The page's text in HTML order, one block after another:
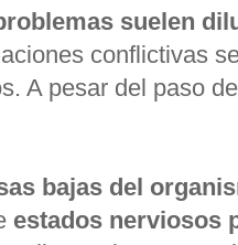
suelen
conflictivas
A pesar del paso
bajas del
estados nerviosos